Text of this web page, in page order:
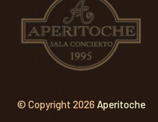
© Copyright 2026 Aperitoche